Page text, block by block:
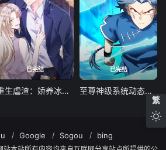
已完结
重生虐渣：娇养冰山总裁动态漫画
已完结
至尊神级系统动态漫画第一季
繁
Google Sogou bing